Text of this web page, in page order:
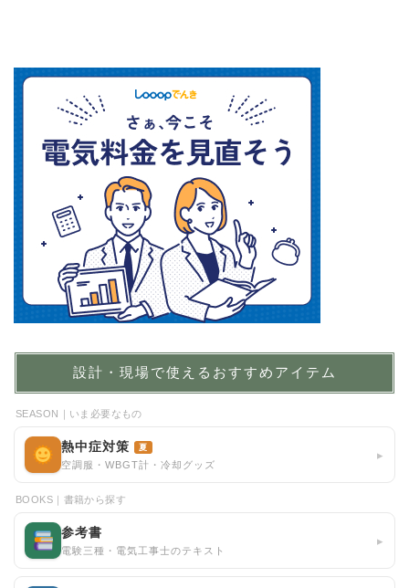
設計・現場で使えるおすすめアイテム
SEASON｜いま必要なもの
熱中症対策 夏
空調服・WBGT計・冷却グッズ
▸
BOOKS｜書籍から探す
参考書
電験三種・電気工事士のテキスト
▸